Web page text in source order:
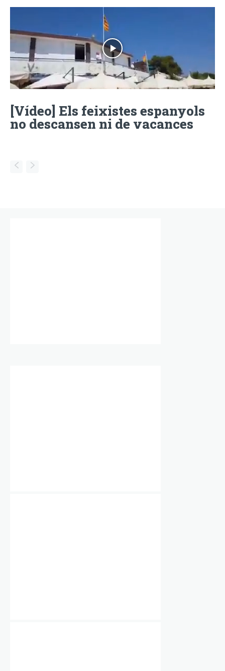
[Vídeo] Els feixistes espanyols
no descansen ni de vacances